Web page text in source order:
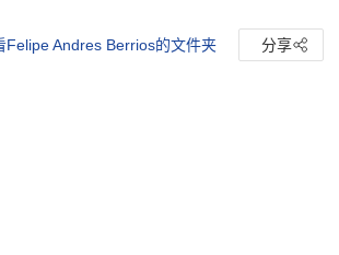
Felipe Andres Berrios的文件夹 分享